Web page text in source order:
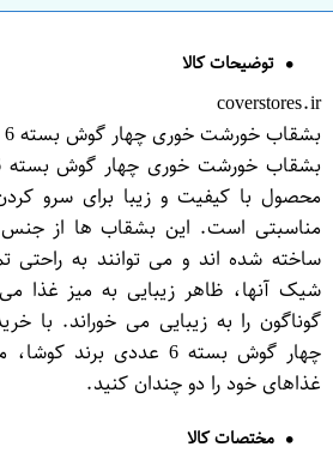
توضیحات کالا
coverstores.ir
بشقاب خورشت خوری چهار گوش بسته 6 عددی برند کوشا
محصول با کیفیت و زیبا برای سرو
مناسبتی است. این بشقاب ها از جنس
ساخته شده اند و می توانند به راحتی
شیک آنها، ظاهر زیبایی به میز غذا
گوناگون را به زیبایی می خوراند. با
چهار گوش بسته 6 عددی
غذاهای خود را دو چندان کنید.
مختصات کالا